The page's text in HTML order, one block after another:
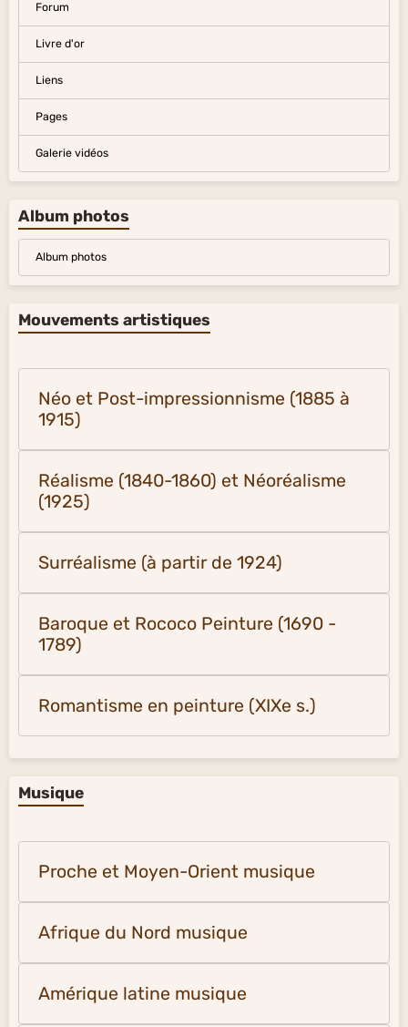
Forum
Livre d'or
Liens
Pages
Galerie vidéos
Album photos
Album photos
Mouvements artistiques
Néo et Post-impressionnisme (1885 à
1915)
Réalisme (1840-1860) et Néoréalisme
(1925)
Surréalisme (à partir de 1924)
Baroque et Rococo Peinture (1690 -
1789)
Romantisme en peinture (XIXe s.)
Musique
Proche et Moyen-Orient musique
Afrique du Nord musique
Amérique latine musique